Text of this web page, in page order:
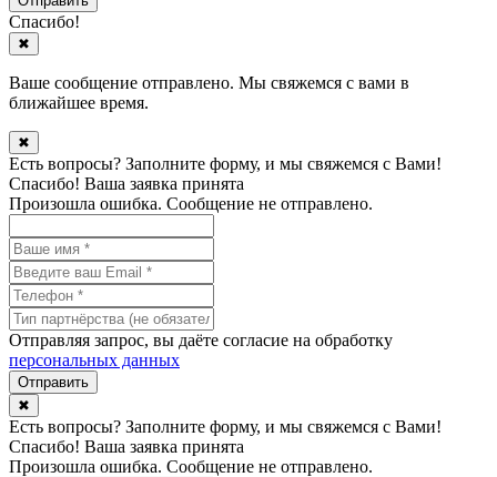
Спасибо!
✖
Ваше сообщение отправлено. Мы свяжемся с вами в
ближайшее время.
✖
Есть вопросы? Заполните форму, и мы свяжемся с Вами!
Спасибо! Ваша заявка принята
Произошла ошибка. Сообщение не отправлено.
Отправляя запрос, вы даёте согласие на обработку
персональных данных
✖
Есть вопросы? Заполните форму, и мы свяжемся с Вами!
Спасибо! Ваша заявка принята
Произошла ошибка. Сообщение не отправлено.